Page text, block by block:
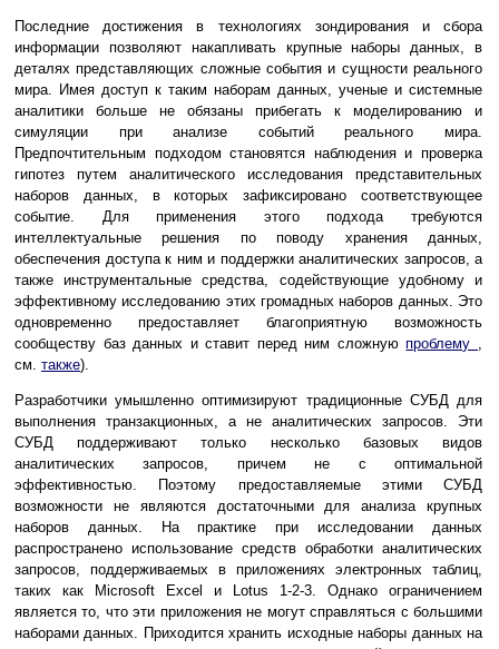
Последние достижения в технологиях зондирования и сбора
информации позволяют накапливать крупные наборы данных, в
деталях представляющих сложные события и сущности реального
мира. Имея доступ к таким наборам данных, ученые и системные
аналитики больше не обязаны прибегать к моделированию и
симуляции при анализе событий реального мира.
Предпочтительным подходом становятся наблюдения и проверка
гипотез путем аналитического исследования представительных
наборов данных, в которых зафиксировано соответствующее
событие. Для применения этого подхода требуются
интеллектуальные решения по поводу хранения данных,
обеспечения доступа к ним и поддержки аналитических запросов, а
также инструментальные средства, содействующие удобному и
эффективному исследованию этих громадных наборов данных. Это
одновременно предоставляет благоприятную возможность
сообществу баз данных и ставит перед ним сложнуюпроблему
см. также).
Разработчики умышленно оптимизируют традиционные СУБД для
выполнения транзакционных, а не аналитических запросов. Эти
СУБД поддерживают только несколько базовых видов
аналитических запросов, причем не с оптимальной
эффективностью. Поэтому предоставляемые этими СУБД
возможности не являются достаточными для анализа крупных
наборов данных. На практике при исследовании данных
распространено использование средств обработки аналитических
запросов, поддерживаемых в приложениях электронных таблиц,
таких как Microsoft Excel и Lotus 1-2-3. Однако ограничением
является то, что эти приложения не могут справляться с большими
наборами данных. Приходится хранить исходные наборы данных на